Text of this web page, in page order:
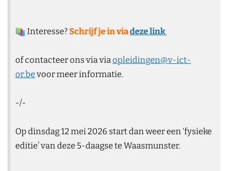
Interesse? Schrijf je in viadeze link
of contacteer ons via via opleidingen@v-ict-
or.bevoor meer informatie.
-/-
Op dinsdag 12 mei 2026 start dan weer een ‘fysieke
editie’ van deze 5-daagse te Waasmunster.